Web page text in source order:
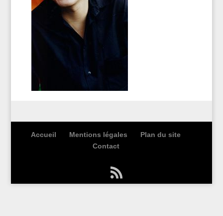
Accueil Mentions légales
Plan du site
Contact